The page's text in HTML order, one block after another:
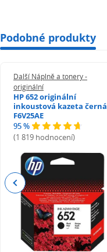
Podobné produkty
Další Náplně a tonery -
originální
HP 652 originální
inkoustová kazeta černá
F6V25AE
95 %
(1 819 hodnocení)
Previous